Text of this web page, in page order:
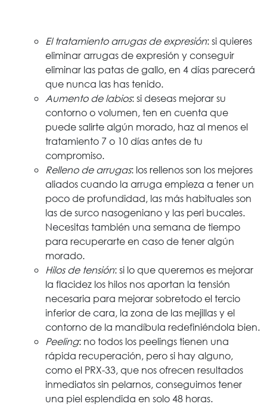
El tratamiento arrugas de expresión: si quieres
eliminar arrugas de expresión y conseguir
eliminar las patas de gallo, en 4 días parecerá
que nunca las has tenido.
Aumento de labios: si deseas mejorar su
contorno o volumen, ten en cuenta que
puede salirte algún morado, haz al menos el
tratamiento 7 o 10 días antes de tu
compromiso.
Relleno de arrugas: los rellenos son los mejores
aliados cuando la arruga empieza a tener un
poco de profundidad, las más habituales son
las de surco nasogeniano y las peri bucales.
Necesitas también una semana de tiempo
para recuperarte en caso de tener algún
morado.
Hilos de tensión: si lo que queremos es mejorar
la flacidez los hilos nos aportan la tensión
necesaria para mejorar sobretodo el tercio
inferior de cara, la zona de las mejillas y el
contorno de la mandíbula redefiniéndola bien.
Peeling: no todos los peelings tienen una
rápida recuperación, pero si hay alguno,
como el PRX-33, que nos ofrecen resultados
inmediatos sin pelarnos, conseguimos tener
una piel esplendida en solo 48 horas.